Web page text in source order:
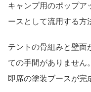
キャンプ用のポップア
ースとして流用する方
テントの骨組みと壁面
ての手間がありません
即席の塗装ブースが完